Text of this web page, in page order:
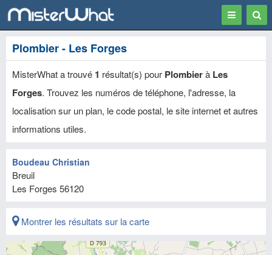
Toggle
Plombier - Les Forges
MisterWhat a trouvé 1 résultat(s) pour Plombierà Les
Forges. Trouvez les numéros de téléphone, l'adresse, la
localisation sur un plan, le code postal, le site internet et autres
informations utiles.
Boudeau Christian
Breuil
Les Forges 56120
Montrer les résultats sur la carte